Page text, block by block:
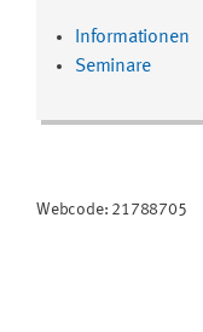
Informationen
Seminare
Webcode: 21788705